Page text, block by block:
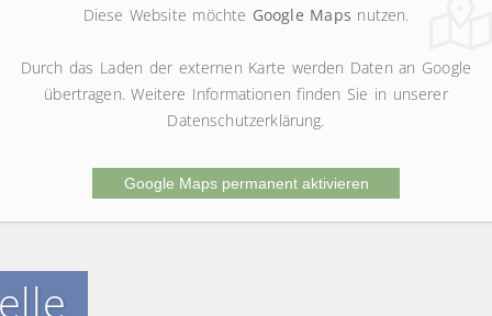
Diese Website möchte Google Maps nutzen.
Durch das Laden der externen Karte werden Daten an Google
übertragen. Weitere Informationen finden Sie in unserer
Datenschutzerklärung.
Google Maps permanent aktivieren